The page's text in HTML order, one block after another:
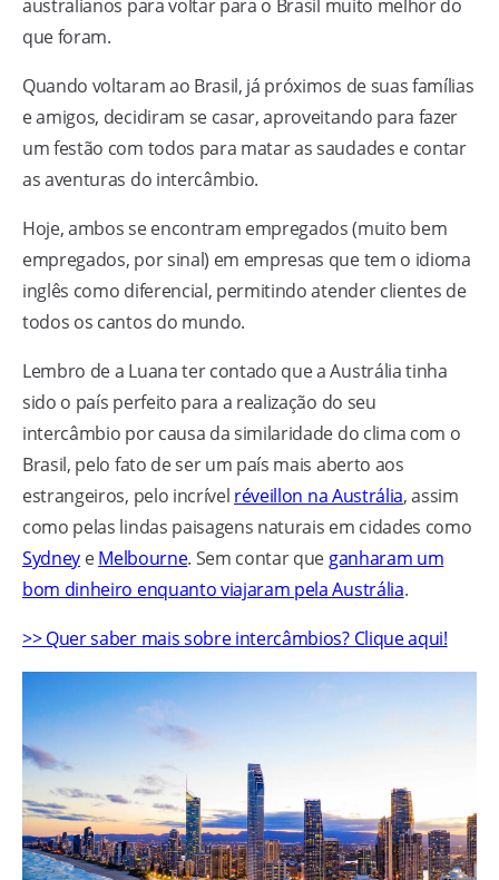
australianos para voltar para o Brasil muito melhor do
que foram.
Quando voltaram ao Brasil, já próximos de suas famílias
e amigos, decidiram se casar, aproveitando para fazer
um festão com todos para matar as saudades e contar
as aventuras do intercâmbio.
Hoje, ambos se encontram empregados (muito bem
empregados, por sinal) em empresas que tem o idioma
inglês como diferencial, permitindo atender clientes de
todos os cantos do mundo.
Lembro de a Luana ter contado que a Austrália tinha
sido o país perfeito para a realização do seu
intercâmbio por causa da similaridade do clima com o
Brasil, pelo fato de ser um país mais aberto aos
estrangeiros, pelo incrível réveillon na Austrália, assim
como pelas lindas paisagens naturais em cidades como
Sydney eMelbourne. Sem contar que ganharam um
bom dinheiro enquanto viajaram pela Austrália.
>> Quer saber mais sobre intercâmbios? Clique aqui!